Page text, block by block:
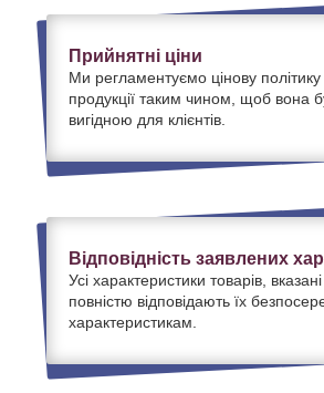
Прийнятні ціни
Ми регламентуємо цінову
продукції таким чином, щоб вона
вигідною для клієнтів.
Відповідність заявлених
Усі характеристики товарів,
повністю відповідають їх
характеристикам.